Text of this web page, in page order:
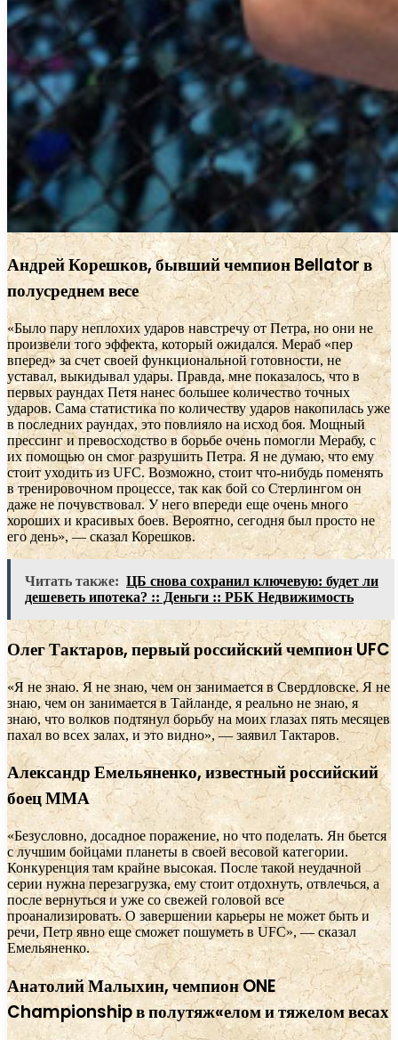
Андрей Корешков, бывший чемпион Bellator в
полусреднем весе
«Было пару неплохих ударов навстречу от Петра, но они не
произвели того эффекта, который ожидался. Мераб «пер
вперед» за счет своей функциональной готовности, не
уставал, выкидывал удары. Правда, мне показалось, что в
первых раундах Петя нанес большее количество точных
ударов. Сама статистика по количеству ударов накопилась уже
в последних раундах, это повлияло на исход боя. Мощный
прессинг и превосходство в борьбе очень помогли Мерабу, с
их помощью он смог разрушить Петра. Я не думаю, что ему
стоит уходить из UFC. Возможно, стоит что-нибудь поменять
в тренировочном процессе, так как бой со Стерлингом он
даже не почувствовал. У него впереди еще очень много
хороших и красивых боев. Вероятно, сегодня был просто не
его день», — сказал Корешков.
Читать также: ЦБ снова сохранил ключевую: будет ли
дешеветь ипотека? :: Деньги :: РБК Недвижимость
Олег Тактаров, первый российский чемпион UFC
«Я не знаю. Я не знаю, чем он занимается в Свердловске. Я не
знаю, чем он занимается в Тайланде, я реально не знаю, я
знаю, что волков подтянул борьбу на моих глазах пять месяцев
пахал во всех залах, и это видно», — заявил Тактаров.
Александр Емельяненко, известный российский
боец ММА
«Безусловно, досадное поражение, но что поделать. Ян бьется
с лучшим бойцами планеты в своей весовой категории.
Конкуренция там крайне высокая. После такой неудачной
серии нужна перезагрузка, ему стоит отдохнуть, отвлечься, а
после вернуться и уже со свежей головой все
проанализировать. О завершении карьеры не может быть и
речи, Петр явно еще сможет пошуметь в UFC», — сказал
Емельяненко.
Анатолий Малыхин, чемпион ONE
Championship в полутяж«елом и тяжелом весах